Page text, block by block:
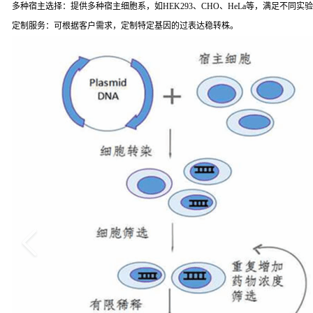
多种宿主选择：提供多种宿主细胞系，如HEK293、CHO、HeLa等，满足不同实
定制服务：可根据客户需求，定制特定基因的过表达稳转株。